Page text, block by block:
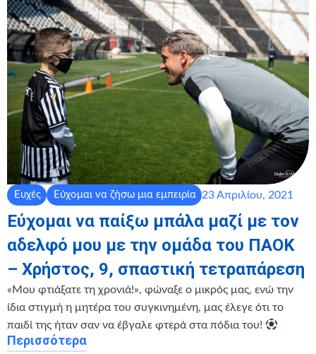
Ευχές Εύχομαι να ζήσω μια εμπειρία 23 Απριλίου, 2021
Εύχομαι να παίξω μπάλα μαζί με τον
αδελφό μου με την ομάδα του ΠΑΟΚ
– Χρήστος, 9, σπαστική τετραπάρεση
«Μου φτιάξατε τη χρονιά!», φώναξε ο μικρός μας, ενώ την
ίδια στιγμή η μητέρα του συγκινημένη, μας έλεγε ότι το
παιδί της ήταν σαν να έβγαλε φτερά στα πόδια του!
Περισσότερα